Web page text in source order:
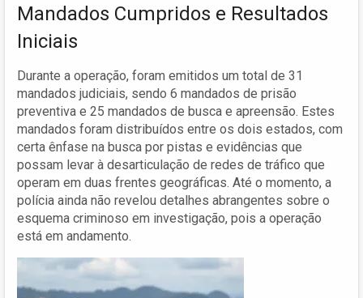
Mandados Cumpridos e Resultados
Iniciais
Durante a operação, foram emitidos um total de 31
mandados judiciais, sendo 6 mandados de prisão
preventiva e 25 mandados de busca e apreensão. Estes
mandados foram distribuídos entre os dois estados, com
certa ênfase na busca por pistas e evidências que
possam levar à desarticulação de redes de tráfico que
operam em duas frentes geográficas. Até o momento, a
polícia ainda não revelou detalhes abrangentes sobre o
esquema criminoso em investigação, pois a operação
está em andamento.